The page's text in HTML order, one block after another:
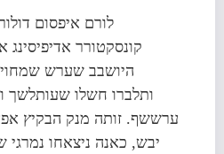
לורם איפסום
קונסקטורר אדיפיסינג
היושבב שערש
ותלברו חשלו שעותלשך
ערששף. זותה מנק הבקיץ
יבש, כאנה ניצאחו נמרגי